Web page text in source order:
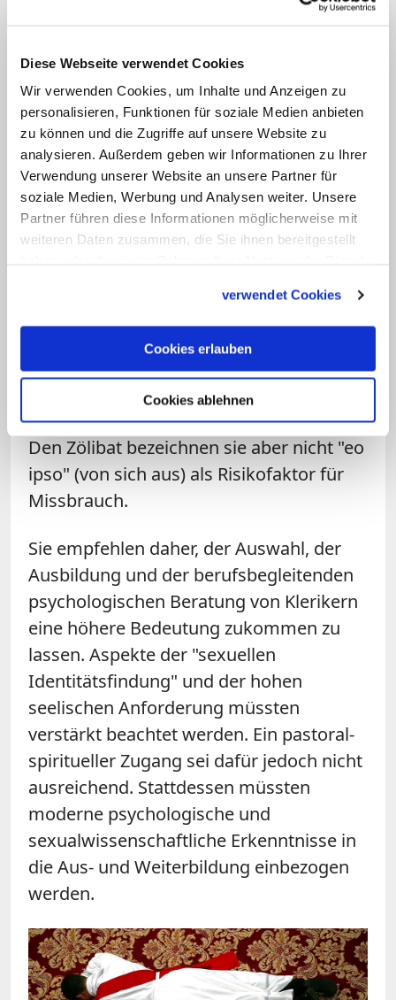
Diese Webseite verwendet Cookies
Wir verwenden Cookies, um Inhalte und Anzeigen zu
personalisieren, Funktionen für soziale Medien anbieten
zu können und die Zugriffe auf unsere Website zu
analysieren. Außerdem geben wir Informationen zu Ihrer
Verwendung unserer Website an unsere Partner für
soziale Medien, Werbung und Analysen weiter. Unsere
Partner führen diese Informationen möglicherweise mit
weiteren Daten zusammen, die Sie ihnen bereitgestellt
verwendet Cookies
Cookies erlauben
Cookies ablehnen
sexualpädagogische Module in die
Priesterausbildung übernommen. Mit
Bezug auf das Thema Missbrauch
dauerten sie aber lediglich ein bis zwei
Tage. Unterrichtseinheiten, die sich
allgemein mit dem Thema Sexualität
befassten, würden darüber hinaus nur in
Priesterseminar angeboten. Angesichts
Zölibat lebenslang an katholische
Priester stelle, seien Zeit und Bedeutung,
die der Thematik gewidmet würden
"knapp bemessen", urteilen die Forscher.
Den Zölibat bezeichnen sie aber nicht "eo
ipso" (von sich aus) als Risikofaktor für
Missbrauch.
Sie empfehlen daher, der Auswahl, der
Ausbildung und der berufsbegleitenden
psychologischen Beratung von Klerikern
eine höhere Bedeutung zukommen zu
lassen. Aspekte der "sexuellen
Identitätsfindung" und der hohen
seelischen Anforderung müssten
verstärkt beachtet werden. Ein pastoral-
spiritueller Zugang sei dafür jedoch nicht
ausreichend. Stattdessen müssten
moderne psychologische und
sexualwissenschaftliche Erkenntnisse in
die Aus- und Weiterbildung einbezogen
werden.